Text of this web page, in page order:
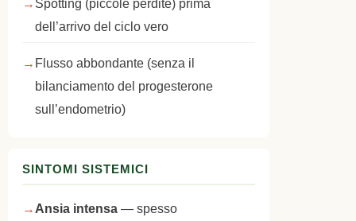
dell’arrivo del ciclo vero
Flusso abbondante (senza il
bilanciamento del progesterone
sull’endometrio)
SINTOMI SISTEMICI
Ansia intensa — spesso